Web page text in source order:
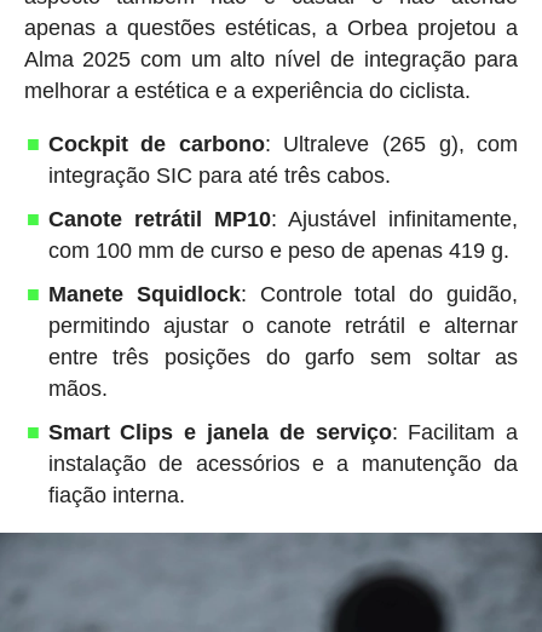
apenas a questões estéticas, a Orbea projetou a
Alma 2025 com um alto nível de integração para
melhorar a estética e a experiência do ciclista.
Cockpit de carbono: Ultraleve (265 g), com
integração SIC para até três cabos.
Canote retrátil MP10: Ajustável infinitamente,
com 100 mm de curso e peso de apenas 419 g.
Manete Squidlock: Controle total do guidão,
permitindo ajustar o canote retrátil e alternar
entre três posições do garfo sem soltar as
mãos.
Smart Clips e janela de serviço: Facilitam a
instalação de acessórios e a manutenção da
fiação interna.